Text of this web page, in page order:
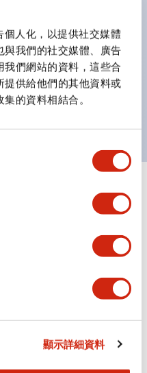
人化，以提供社交媒體
與我們的社交媒體、廣告
們網站的資料，這些合
提供給他們的其他資料或
的資料相結合。
顯示詳細資料
可用單一顆燈泡呈現多種
清楚辨識正方平頭形指
燈時的顏色識別。
在危險或緊急狀況下，
顯示全部+